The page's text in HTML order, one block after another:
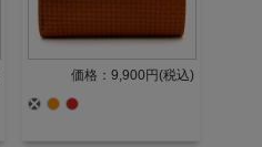
価格：9,900円(税込)